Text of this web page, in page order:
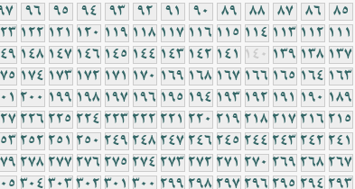
85
86
87
88
89
90
91
92
93
94
95
96
111
112
113
114
115
116
117
118
119
120
121
122
137
138
139
140
141
142
143
144
145
146
147
148
163
164
165
166
167
168
169
170
171
172
173
174
189
190
191
192
193
194
195
196
197
198
199
200
215
216
217
218
219
220
221
222
223
224
225
226
241
242
243
244
245
246
247
248
249
250
251
252
267
268
269
270
271
272
273
274
275
276
277
278
293
294
295
296
297
298
299
300
301
302
303
304